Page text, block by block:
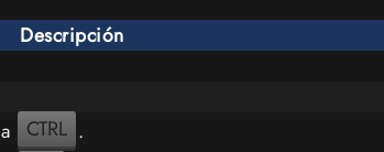
Descripción
CTRL .